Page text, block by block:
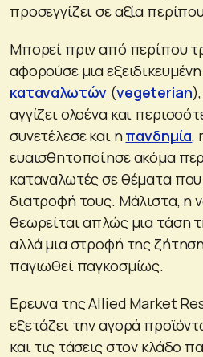
προσεγγίζει σε αξία
Μπορεί πριν από περίπου
αφορούσε μια
καταναλωτών (vegeterian
αγγίζει ολοένα και
συνετέλεσε και ηπανδημία,
ευαισθητοποίησε ακόμα
καταναλωτές σε θέματα που
διατροφή τους. Μάλιστα, η
θεωρείται απλώς μια τάση
αλλά μια στροφή της
παγιωθεί παγκοσμίως.
Ερευνα της Allied Market
εξετάζει την αγορά
και τις τάσεις στον κλάδο